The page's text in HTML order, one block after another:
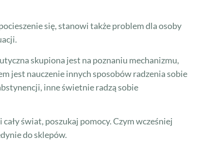
się, stanowi także problem dla osoby
skupiona jest na poznaniu mechanizmu,
jest nauczenie innych sposobów radzenia sobie
inne świetnie radzą sobie
świat, poszukaj pomocy. Czym wcześniej
do sklepów.